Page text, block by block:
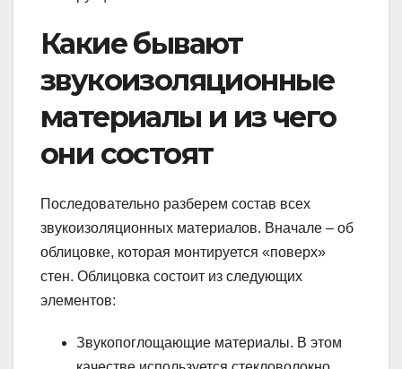
Какие бывают
звукоизоляционные
материалы и из чего
они состоят
Последовательно разберем состав всех
звукоизоляционных материалов. Вначале – об
облицовке, которая монтируется «поверх»
стен. Облицовка состоит из следующих
элементов:
Звукопоглощающие материалы. В этом